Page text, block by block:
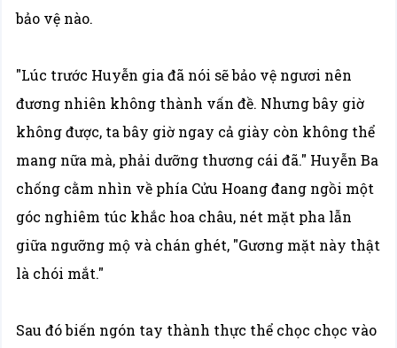
bảo vệ nào.
"Lúc trước Huyễn gia đã nói sẽ bảo vệ ngươi nên
đương nhiên không thành vấn đề. Nhưng bây giờ
không được, ta bây giờ ngay cả giày còn không thể
mang nữa mà, phải dưỡng thương cái đã." Huyễn Ba
chống cằm nhìn về phía Cửu Hoang đang ngồi một
góc nghiêm túc khắc hoa châu, nét mặt pha lẫn
giữa ngưỡng mộ và chán ghét, "Gương mặt này thật
là chói mắt."
Sau đó biến ngón tay thành thực thể chọc chọc vào